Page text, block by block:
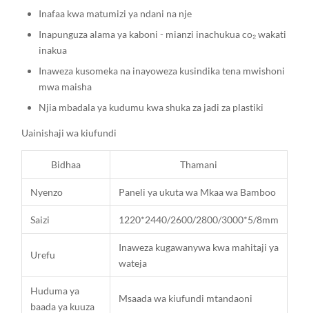
Inafaa kwa matumizi ya ndani na nje
Inapunguza alama ya kaboni - mianzi inachukua co₂ wakati
inakua
Inaweza kusomeka na inayoweza kusindika tena mwishoni
mwa maisha
Njia mbadala ya kudumu kwa shuka za jadi za plastiki
Uainishaji wa kiufundi
Bidhaa Thamani
Nyenzo Paneli ya ukuta wa Mkaa wa Bamboo
Saizi 1220*2440/2600/2800/3000*5/8mm
Urefu
Inaweza kugawanywa kwa mahitaji ya
wateja
Huduma ya
baada ya kuuza
Msaada wa kiufundi mtandaoni